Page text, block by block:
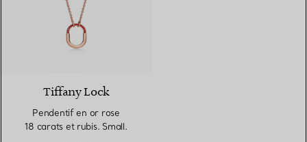
Tiffany Lock
Pendentif en or rose
18 carats et rubis. Small.